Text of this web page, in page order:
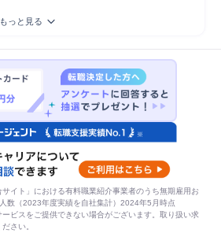
もっと見る
イト」における有料職業紹介事業者のうち無期雇用お
数（2023年度実績を自社集計）2024年5月時点
ビスをご提供できない場合がございます。取り扱い求
さい。